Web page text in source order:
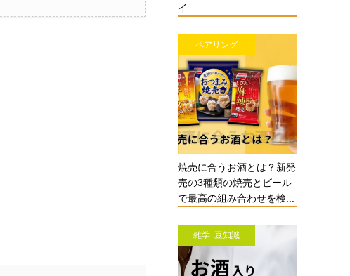
イ...
ペアリング
焼売に合うお酒とは？新発
売の3種類の焼売とビール
で最高の組み合わせを検...
雑学･豆知識